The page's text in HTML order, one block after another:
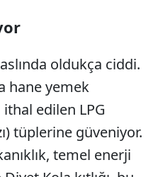
oldukça ciddi.
hane yemek
edilen LPG
tüplerine güveniyor.
temel enerji